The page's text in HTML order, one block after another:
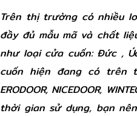
Trên thị trường có nhiều
đầy đủ mẫu mã và chất
như loại cửa cuốn: Đức ,
cuốn hiện đang có trên
ERODOOR, NICEDOOR,
thời gian sử dụng, bạn